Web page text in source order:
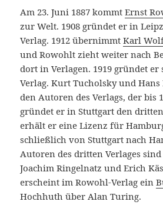
Am 23. Juni 1887 kommtErnst
zur Welt. 1908 gründet er in
Verlag. 1912 übernimmtKarl
und Rowohlt zieht weiter nach
dort in Verlagen. 1919 gründet er
Verlag. Kurt Tucholsky und Hans
den Autoren des Verlags, der bis
gründet er in Stuttgart den dritten
erhält er eine Lizenz für
schließlich von Stuttgart nach
Autoren des dritten Verlages
Joachim Ringelnatz und Erich
erscheint im Rowohl-Verlag ein
Hochhuth über Alan Turing.